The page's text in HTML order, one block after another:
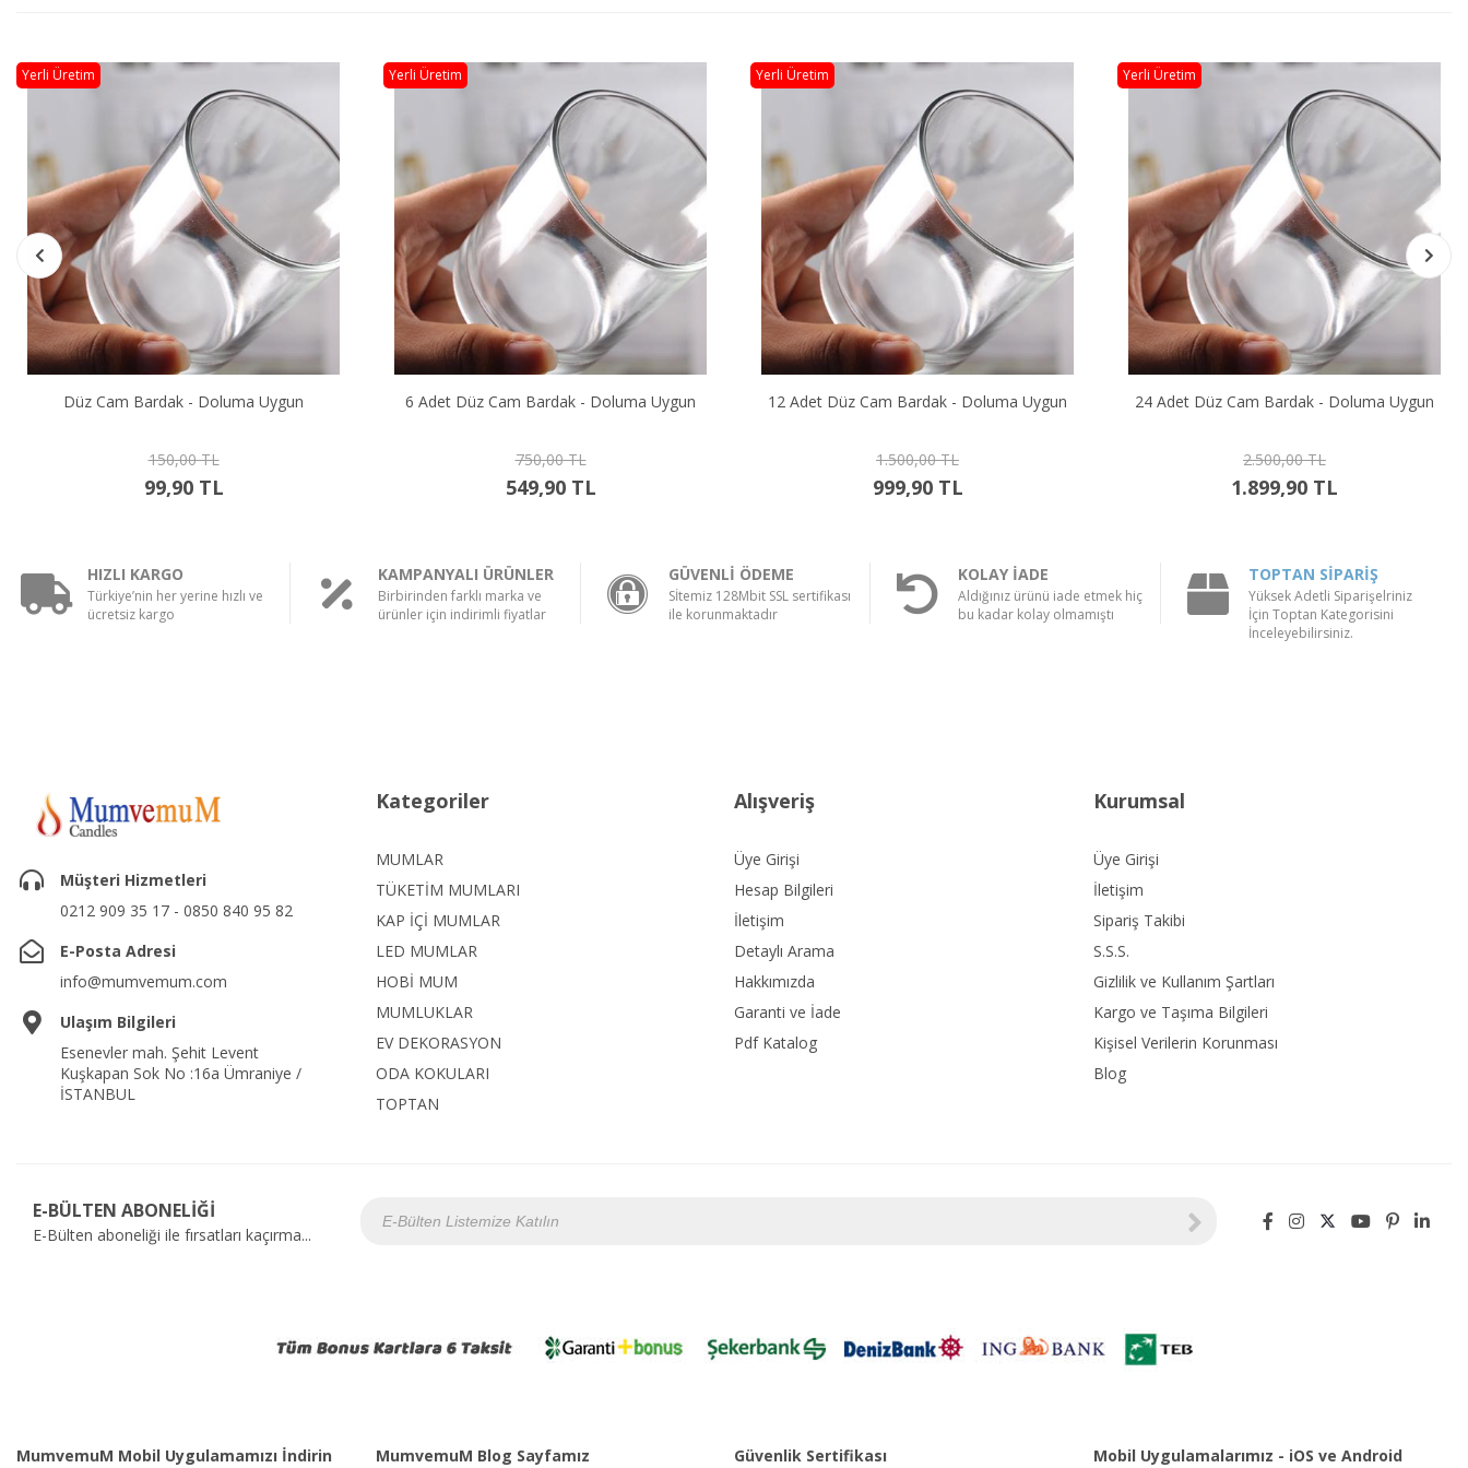
Düz Cam Bardak - Doluma Uygun
150,00 TL
99,90 TL
Yerli Üretim
6 Adet Düz Cam Bardak - Doluma Uygun
750,00 TL
549,90 TL
Yerli Üretim
12 Adet Düz Cam Bardak - Doluma Uygun
1.500,00 TL
999,90 TL
Yerli Üretim
24 Adet Düz Cam Bardak - Doluma Uygun
2.500,00 TL
1.899,90 TL
Yerli Üretim
HIZLI KARGO
Türkiye’nin her yerine hızlı ve
ücretsiz kargo
KAMPANYALI ÜRÜNLER
Birbirinden farklı marka ve
ürünler için indirimli fiyatlar
GÜVENLİ ÖDEME
Sİtemiz 128Mbit SSL sertifikası
ile korunmaktadır
KOLAY İADE
Aldığınız ürünü iade etmek hiç
bu kadar kolay olmamıştı
TOPTAN SİPARİŞ
Yüksek Adetli Siparişelriniz
İçin Toptan Kategorisini
İnceleyebilirsiniz.
Müşteri Hizmetleri
0212 909 35 17 - 0850 840 95 82
E-Posta Adresi
info@mumvemum.com
Ulaşım Bilgileri
Esenevler mah. Şehit Levent
Kuşkapan Sok No :16a Ümraniye /
İSTANBUL
Kategoriler
MUMLAR
TÜKETİM MUMLARI
KAP İÇİ MUMLAR
LED MUMLAR
HOBİ MUM
MUMLUKLAR
EV DEKORASYON
ODA KOKULARI
TOPTAN
Alışveriş
Üye Girişi
Hesap Bilgileri
İletişim
Detaylı Arama
Hakkımızda
Garanti ve İade
Pdf Katalog
Kurumsal
Üye Girişi
İletişim
Sipariş Takibi
S.S.S.
Gizlilik ve Kullanım Şartları
Kargo ve Taşıma Bilgileri
Kişisel Verilerin Korunması
Blog
E-BÜLTEN ABONELİĞİ
E-Bülten aboneliği ile fırsatları kaçırma...
MumvemuM Mobil Uygulamamızı İndirin MumvemuM Blog Sayfamız Güvenlik Sertifikası Mobil Uygulamalarımız - iOS ve Android